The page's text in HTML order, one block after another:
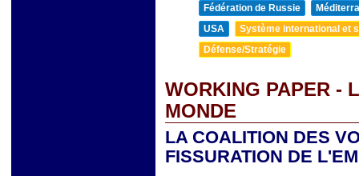
Fédération de Russie
USA
Système international et
Défense/Stratégie
WORKING PAPER -
MONDE
LA COALITION DES
FISSURATION DE